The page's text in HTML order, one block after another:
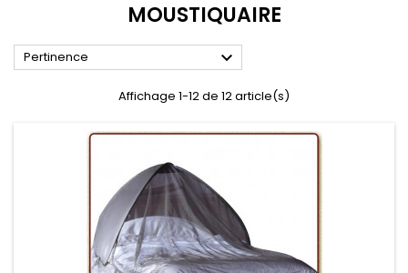
MOUSTIQUAIRE
Pertinence 
Affichage 1-12 de 12 article(s)